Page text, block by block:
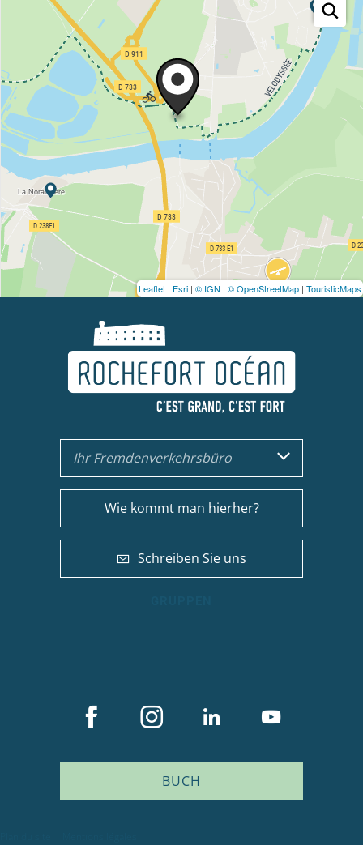
Leaflet | Esri | © IGN | © OpenStreetMap | TouristicMaps
Ihr Fremdenverkehrsbüro
Wie kommt man hierher?
Schreiben Sie uns
BUCH